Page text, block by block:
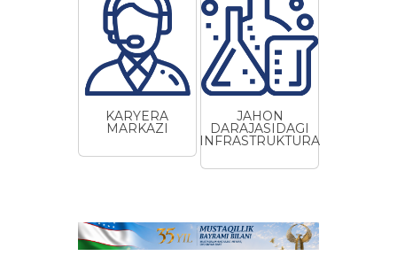
KARYERA
MARKAZI
JAHON
DARAJASIDAGI
INFRASTRUKTURA